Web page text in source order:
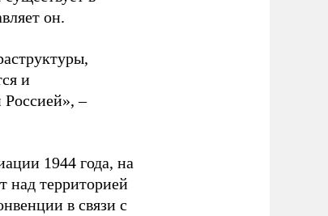
он.
и
Россией», –
1944 года, на
над территорией
в связи с